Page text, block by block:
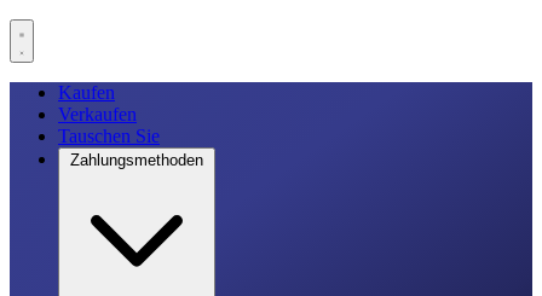
Kaufen
Verkaufen
Tauschen Sie
Zahlungsmethoden